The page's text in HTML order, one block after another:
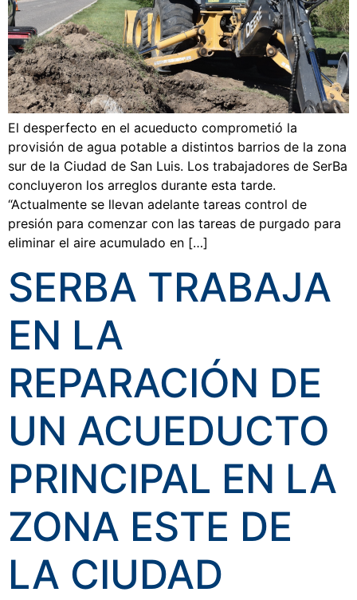
El desperfecto en el acueducto comprometió la
provisión de agua potable a distintos barrios de la zona
sur de la Ciudad de San Luis. Los trabajadores de SerBa
concluyeron los arreglos durante esta tarde.
“Actualmente se llevan adelante tareas control de
presión para comenzar con las tareas de purgado para
eliminar el aire acumulado en […]
SERBA TRABAJA
EN LA
REPARACIÓN DE
UN ACUEDUCTO
PRINCIPAL EN LA
ZONA ESTE DE
LA CIUDAD